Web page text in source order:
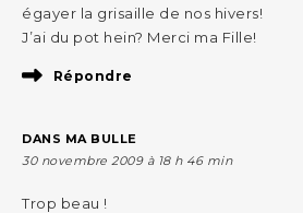
égayer la grisaille de nos hivers!
J’ai du pot hein? Merci ma Fille!
Répondre
DANS MA BULLE
30 novembre 2009 à 18 h 46 min
Trop beau !